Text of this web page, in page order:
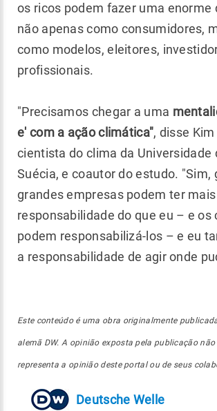
os ricos podem fazer uma enorme
não apenas como consumidores,
como modelos, eleitores,
profissionais.
"Precisamos chegar a uma
e' com a ação climática", disse
cientista do clima da Universidade
Suécia, e coautor do estudo. "Sim,
grandes empresas podem ter mais
responsabilidade do que eu – e os
podem responsabilizá-los – e eu
a responsabilidade de agir onde
Este conteúdo é uma obra originalmente
alemã DW. A opinião exposta pela publicação não
representa a opinião deste portal ou de seus
Deutsche Welle